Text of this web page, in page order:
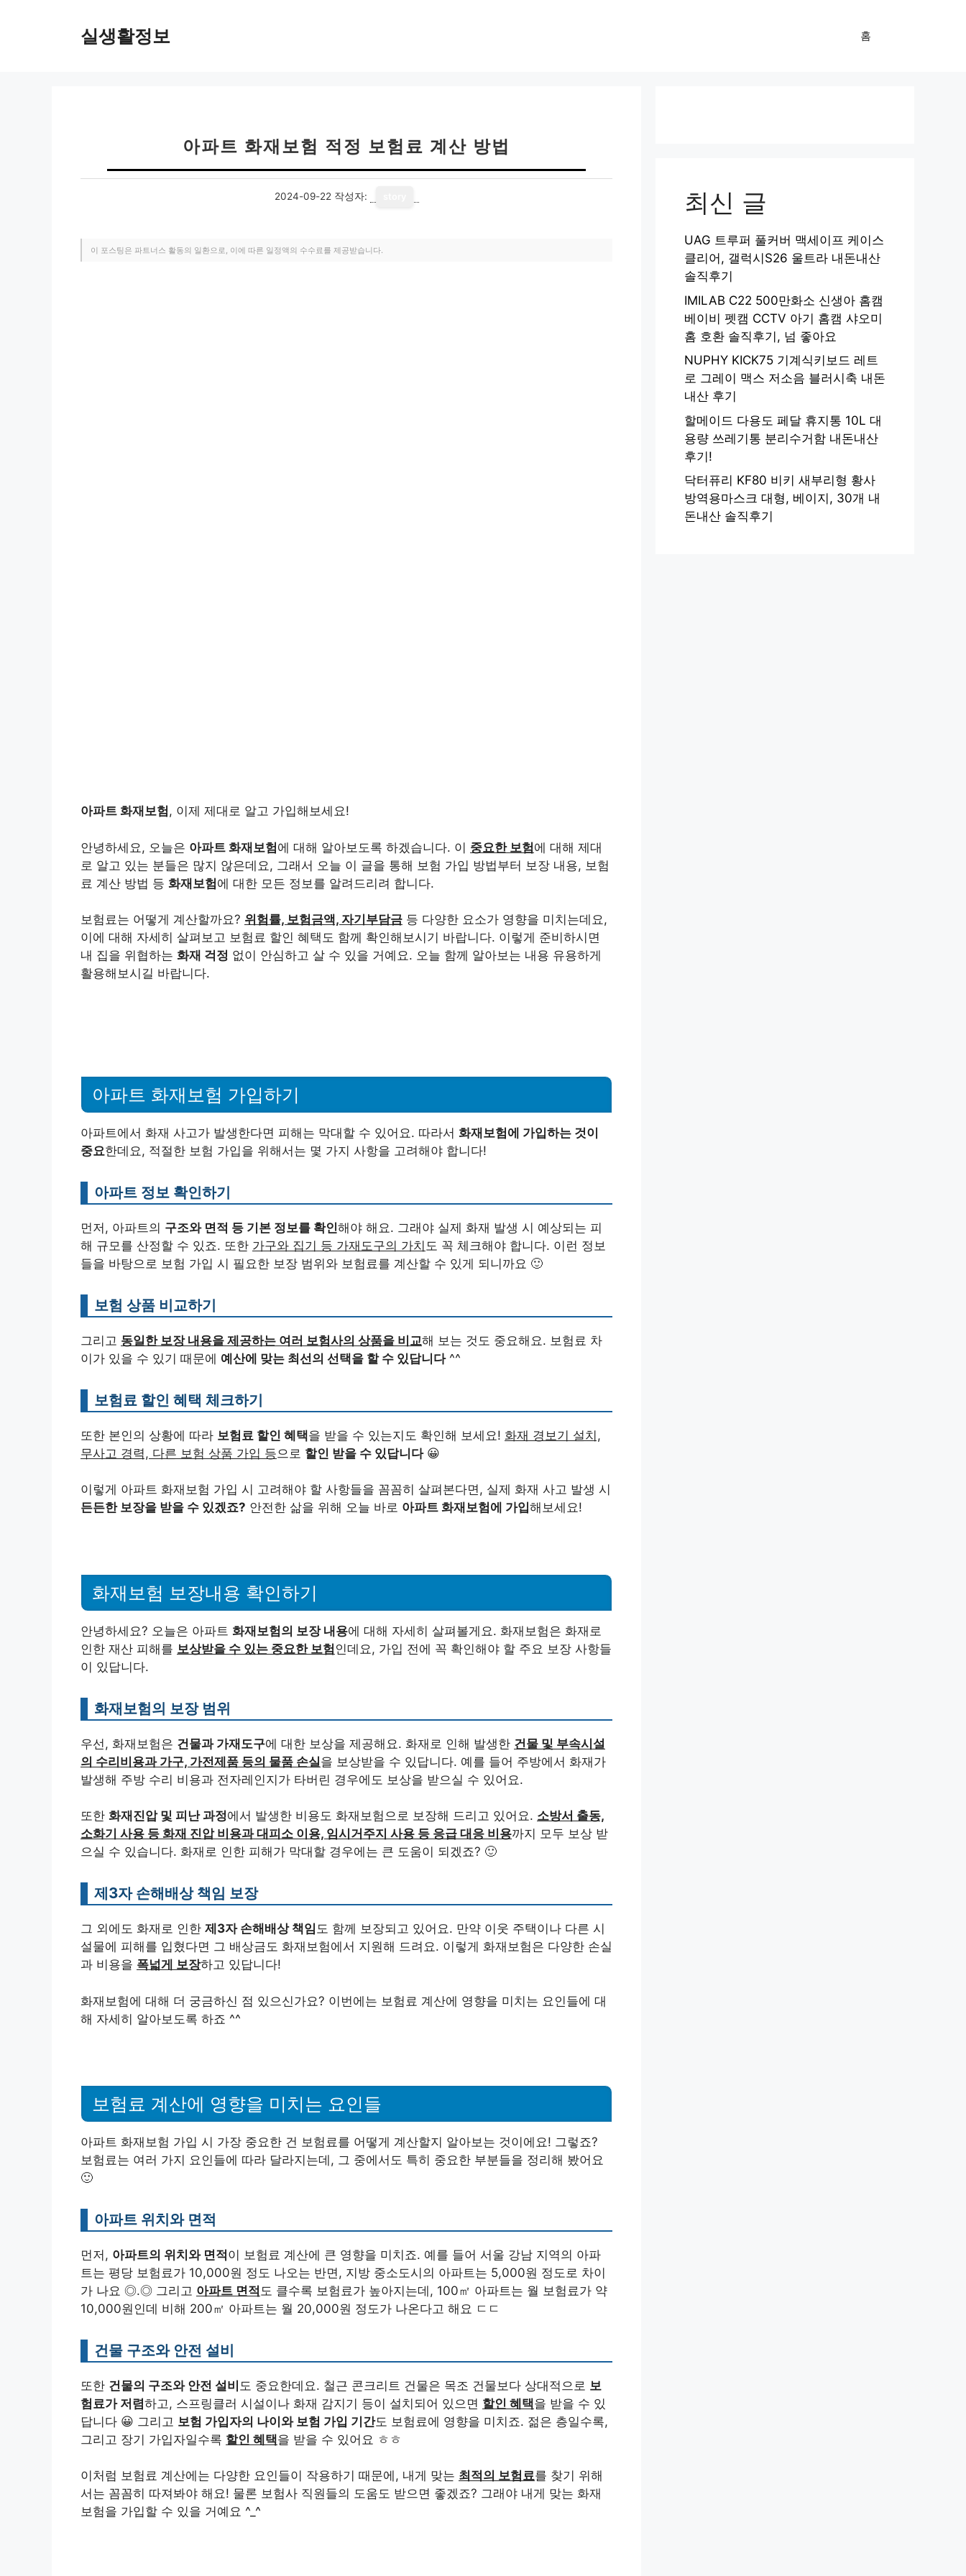
실생활정보 홈
아파트 화재보험 적정 보험료 계산 방법
2024-09-22 작성자:
이 포스팅은 파트너스 활동의 일환으로, 이에 따른 일정액의 수수료를 제공받습니다.
아파트 화재보험, 이제 제대로 알고 가입해보세요!
안녕하세요, 오늘은 아파트 화재보험에 대해 알아보도록 하겠습니다. 이 중요한 보험에 대해 제대
로 알고 있는 분들은 많지 않은데요, 그래서 오늘 이 글을 통해 보험 가입 방법부터 보장 내용, 보험
료 계산 방법 등 화재보험에 대한 모든 정보를 알려드리려 합니다.
보험료는 어떻게 계산할까요? 위험률, 보험금액, 자기부담금 등 다양한 요소가 영향을 미치는데요,
이에 대해 자세히 살펴보고 보험료 할인 혜택도 함께 확인해보시기 바랍니다. 이렇게 준비하시면
내 집을 위협하는 화재 걱정 없이 안심하고 살 수 있을 거예요. 오늘 함께 알아보는 내용 유용하게
활용해보시길 바랍니다.
아파트 화재보험 가입하기
아파트에서 화재 사고가 발생한다면 피해는 막대할 수 있어요. 따라서 화재보험에 가입하는 것이
중요한데요, 적절한 보험 가입을 위해서는 몇 가지 사항을 고려해야 합니다!
아파트 정보 확인하기
먼저, 아파트의 구조와 면적 등 기본 정보를 확인해야 해요. 그래야 실제 화재 발생 시 예상되는 피
해 규모를 산정할 수 있죠. 또한 가구와 집기 등 가재도구의 가치 도 꼭 체크해야 합니다. 이런 정보
들을 바탕으로 보험 가입 시 필요한 보장 범위와 보험료를 계산할 수 있게 되니까요 🙂
보험 상품 비교하기
그리고 동일한 보장 내용을 제공하는 여러 보험사의 상품을 비교해 보는 것도 중요해요. 보험료 차
이가 있을 수 있기 때문에 예산에 맞는 최선의 선택을 할 수 있답니다^^
보험료 할인 혜택 체크하기
또한 본인의 상황에 따라 보험료 할인 혜택을 받을 수 있는지도 확인해 보세요! 화재 경보기 설치,
무사고 경력, 다른 보험 상품 가입 등으로 할인 받을 수 있답니다😀
이렇게 아파트 화재보험 가입 시 고려해야 할 사항들을 꼼꼼히 살펴본다면, 실제 화재 사고 발생 시
든든한 보장을 받을 수 있겠죠? 안전한 삶을 위해 오늘 바로 아파트 화재보험에 가입해보세요!
화재보험 보장내용 확인하기
안녕하세요? 오늘은 아파트 화재보험의 보장 내용에 대해 자세히 살펴볼게요. 화재보험은 화재로
인한 재산 피해를 보상받을 수 있는 중요한 보험 인데요, 가입 전에 꼭 확인해야 할 주요 보장 사항들
이 있답니다.
화재보험의 보장 범위
우선, 화재보험은 건물과 가재도구에 대한 보상을 제공해요. 화재로 인해 발생한 건물 및 부속시설
의 수리비용과 가구, 가전제품 등의 물품 손실을 보상받을 수 있답니다. 예를 들어 주방에서 화재가
발생해 주방 수리 비용과 전자레인지가 타버린 경우에도 보상을 받으실 수 있어요.
또한 화재진압 및 피난 과정에서 발생한 비용도 화재보험으로 보장해 드리고 있어요. 소방서 출동,
소화기 사용 등 화재 진압 비용과 대피소 이용, 임시거주지 사용 등 응급 대응 비용까지 모두 보상 받
으실 수 있습니다. 화재로 인한 피해가 막대할 경우에는 큰 도움이 되겠죠? 🙂
제3자 손해배상 책임 보장
그 외에도 화재로 인한 제3자 손해배상 책임도 함께 보장되고 있어요. 만약 이웃 주택이나 다른 시
설물에 피해를 입혔다면 그 배상금도 화재보험에서 지원해 드려요. 이렇게 화재보험은 다양한 손실
과 비용을 폭넓게 보장하고 있답니다!
화재보험에 대해 더 궁금하신 점 있으신가요? 이번에는 보험료 계산에 영향을 미치는 요인들에 대
해 자세히 알아보도록 하죠 ^^
보험료 계산에 영향을 미치는 요인들
아파트 화재보험 가입 시 가장 중요한 건 보험료를 어떻게 계산할지 알아보는 것이에요! 그렇죠?
보험료는 여러 가지 요인들에 따라 달라지는데, 그 중에서도 특히 중요한 부분들을 정리해 봤어요
🙂
아파트 위치와 면적
먼저, 아파트의 위치와 면적이 보험료 계산에 큰 영향을 미치죠. 예를 들어 서울 강남 지역의 아파
트는 평당 보험료가 10,000원 정도 나오는 반면, 지방 중소도시의 아파트는 5,000원 정도로 차이
가 나요 ◎.◎ 그리고 아파트 면적 도 클수록 보험료가 높아지는데, 100㎡ 아파트는 월 보험료가 약
10,000원인데 비해 200㎡ 아파트는 월 20,000원 정도가 나온다고 해요 ㄷㄷ
건물 구조와 안전 설비
또한 건물의 구조와 안전 설비 도 중요한데요. 철근 콘크리트 건물은 목조 건물보다 상대적으로 보
험료가 저렴하고, 스프링클러 시설이나 화재 감지기 등이 설치되어 있으면 할인 혜택을 받을 수 있
답니다 😀 그리고 보험 가입자의 나이와 보험 가입 기간도 보험료에 영향을 미치죠. 젊은 층일수록,
그리고 장기 가입자일수록 할인 혜택을 받을 수 있어요 ㅎㅎ
이처럼 보험료 계산에는 다양한 요인들이 작용하기 때문에, 내게 맞는 최적의 보험료를 찾기 위해
서는 꼼꼼히 따져봐야 해요! 물론 보험사 직원들의 도움도 받으면 좋겠죠? 그래야 내게 맞는 화재
보험을 가입할 수 있을 거예요 ^_^
최신 글
UAG 트루퍼 풀커버 맥세이프 케이스
클리어, 갤럭시S26 울트라 내돈내산
솔직후기
IMILAB C22 500만화소 신생아 홈캠
베이비 펫캠 CCTV 아기 홈캠 샤오미
홈 호환 솔직후기, 넘 좋아요
NUPHY KICK75 기계식키보드 레트
로 그레이 맥스 저소음 블러시축 내돈
내산 후기
할메이드 다용도 페달 휴지통 10L 대
용량 쓰레기통 분리수거함 내돈내산
후기!
닥터퓨리 KF80 비키 새부리형 황사
방역용마스크 대형, 베이지, 30개 내
돈내산 솔직후기